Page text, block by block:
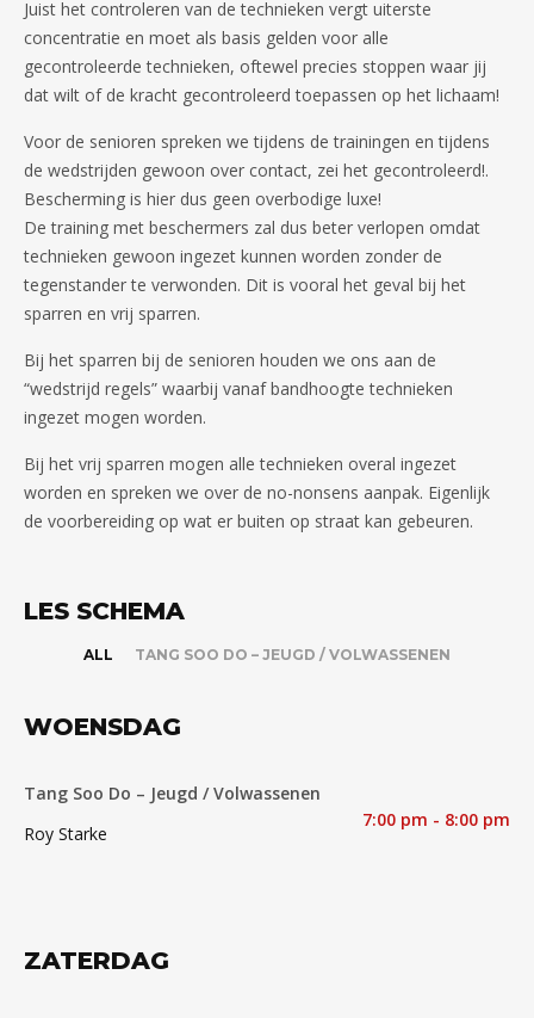
Juist het controleren van de technieken vergt uiterste
concentratie en moet als basis gelden voor alle
gecontroleerde technieken, oftewel precies stoppen waar jij
dat wilt of de kracht gecontroleerd toepassen op het lichaam!
Voor de senioren spreken we tijdens de trainingen en tijdens
de wedstrijden gewoon over contact, zei het gecontroleerd!.
Bescherming is hier dus geen overbodige luxe!
De training met beschermers zal dus beter verlopen omdat
technieken gewoon ingezet kunnen worden zonder de
tegenstander te verwonden. Dit is vooral het geval bij het
sparren en vrij sparren.
Bij het sparren bij de senioren houden we ons aan de
“wedstrijd regels” waarbij vanaf bandhoogte technieken
ingezet mogen worden.
Bij het vrij sparren mogen alle technieken overal ingezet
worden en spreken we over de no-nonsens aanpak. Eigenlijk
de voorbereiding op wat er buiten op straat kan gebeuren.
LES SCHEMA
ALL TANG SOO DO – JEUGD / VOLWASSENEN
WOENSDAG
Tang Soo Do – Jeugd / Volwassenen
Roy Starke
7:00 pm - 8:00 pm
ZATERDAG